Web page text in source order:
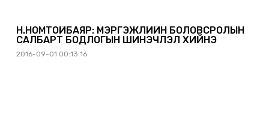
Н.НОМТОЙБАЯР: МЭРГЭЖЛИЙН БОЛОВСРОЛЫН
САЛБАРТ БОДЛОГЫН ШИНЭЧЛЭЛ ХИЙНЭ
2016-09-01 00:13:16